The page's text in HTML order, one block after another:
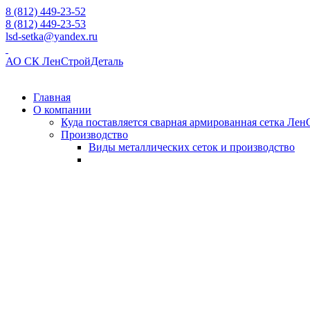
8 (812) 449-23-52
8 (812) 449-23-53
lsd-setka@yandex.ru
АО СК ЛенСтройДеталь
Главная
О компании
Куда поставляется сварная армированная сетка
Производство
Виды металлических сеток и производство